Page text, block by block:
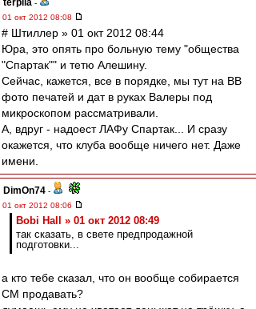
terpila -
01 окт 2012 08:08
# Штиллер » 01 окт 2012 08:44
Юра, это опять про больную тему "общества
"Спартак"" и тетю Алешину.
Сейчас, кажется, все в порядке, мы тут на ВВ
фото печатей и дат в руках Валеры под
микроскопом рассматривали.
А, вдруг - надоест ЛАФу Спартак... И сразу
окажется, что клуба вообще ничего нет. Даже
имени.
DimOn74 -
01 окт 2012 08:06
Bobi Hall » 01 окт 2012 08:49
так сказать, в свете предпродажной
подготовки...
а кто тебе сказал, что он вообще собирается
СМ продавать?